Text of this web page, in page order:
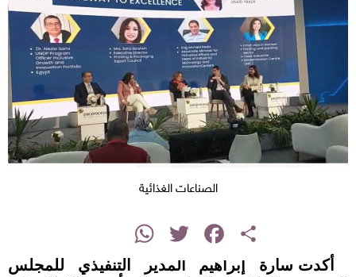
الصناعات الغذائية
Share
Facebook
Twitter
WhatsApp
أكدت سارة إبراهيم المدير التنفيذي للمجلس